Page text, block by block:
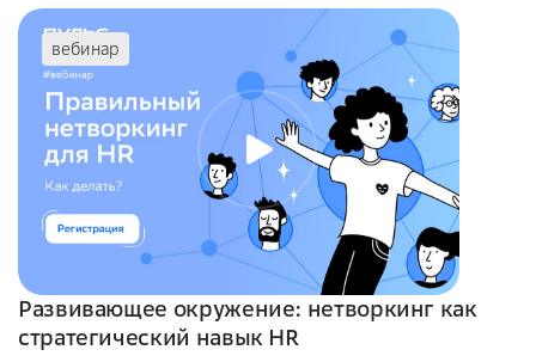
вебинар
Развивающее окружение: нетворкинг как
стратегический навык HR